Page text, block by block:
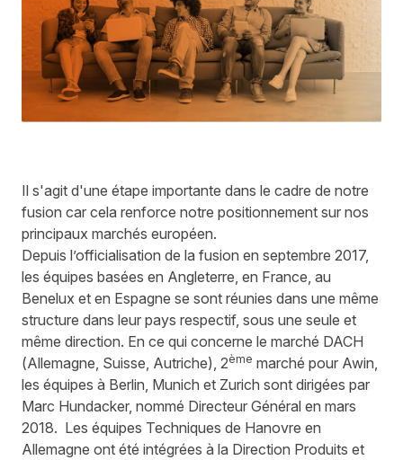
Il s'agit d'une étape importante dans le cadre de notre
fusion car cela renforce notre positionnement sur nos
principaux marchés européen.
Depuis l’officialisation de la fusion en septembre 2017,
les équipes basées en Angleterre, en France, au
Benelux et en Espagne se sont réunies dans une même
structure dans leur pays respectif, sous une seule et
même direction. En ce qui concerne le marché DACH
(Allemagne, Suisse, Autriche), 2ème marché pour Awin,
les équipes à Berlin, Munich et Zurich sont dirigées par
Marc Hundacker, nommé Directeur Général en mars
2018. Les équipes Techniques de Hanovre en
Allemagne ont été intégrées à la Direction Produits et